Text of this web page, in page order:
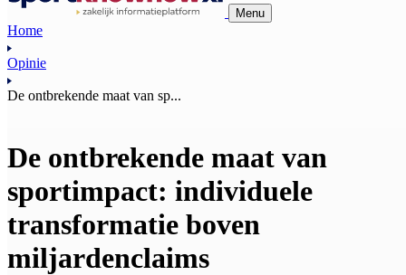
Menu
Home
Opinie
De ontbrekende maat van sp...
De ontbrekende maat van
sportimpact: individuele
transformatie boven
miljardenclaims